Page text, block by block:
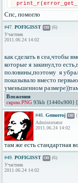
Спс, помогло
#47. POFIGISST Off (6)
Участник
2011.06.24 14:02
как сделать в сеа,чтобы
которые я закинул,то
половины,поэтому я
показывало вместо
уменьшенном
Вложения
скрин.PNG 93kb {1440x900} [
#48. Gemorroj Off
Administrator
2011.06.24 14:02
там же есть стандартная
#49. POFIGISST Off (6)
Участник
2011.06.24 14:02